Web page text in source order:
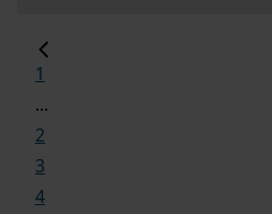
1
...
2
3
4